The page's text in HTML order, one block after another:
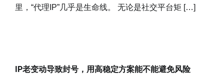
里，“代理IP”几乎是生命线。 无论是社交平台矩 […]
IP老变动导致封号，用高稳定方案能不能避免风险